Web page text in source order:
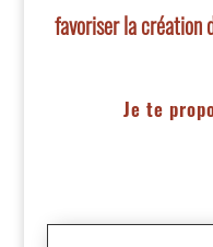
favoriser la création
Je te